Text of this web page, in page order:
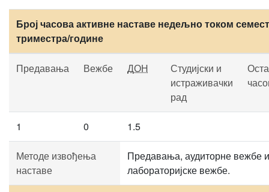
Број часова активне наставе недељно током
триместра/године
Предавања Вежбе ДОН
Студијски и
истраживачки
рад
1 0 1.5
Методе извођења
наставе
Предавања, аудиторне вежбе и
лабораторијске вежбе.